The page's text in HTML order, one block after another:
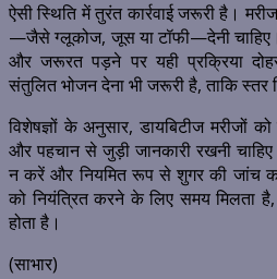
ऐसी स्थिति में तुरंत कार्रवाई जरूरी है।
—जैसे ग्लूकोज, जूस या टॉफी—देनी
और जरूरत पड़ने पर यही प्रक्रिया
संतुलित भोजन देना भी जरूरी है, ताकि स्तर
विशेषज्ञों के अनुसार, डायबिटीज मरीजों
और पहचान से जुड़ी जानकारी रखनी
न करें और नियमित रूप से शुगर की जांच
को नियंत्रित करने के लिए समय मिलता
होता है।
(साभार)